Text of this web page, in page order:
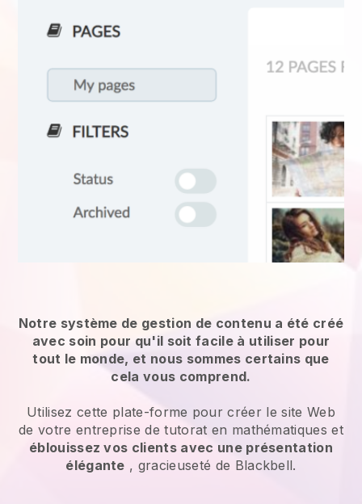
Notre système de gestion de contenu a été créé
avec soin pour qu'il soit facile à utiliser pour
tout le monde, et nous sommes certains que
cela vous comprend.
Utilisez cette plate-forme pour créer le site Web
de votre entreprise de tutorat en mathématiques et
éblouissez vos clients avec une présentation
élégante , gracieuseté de Blackbell.